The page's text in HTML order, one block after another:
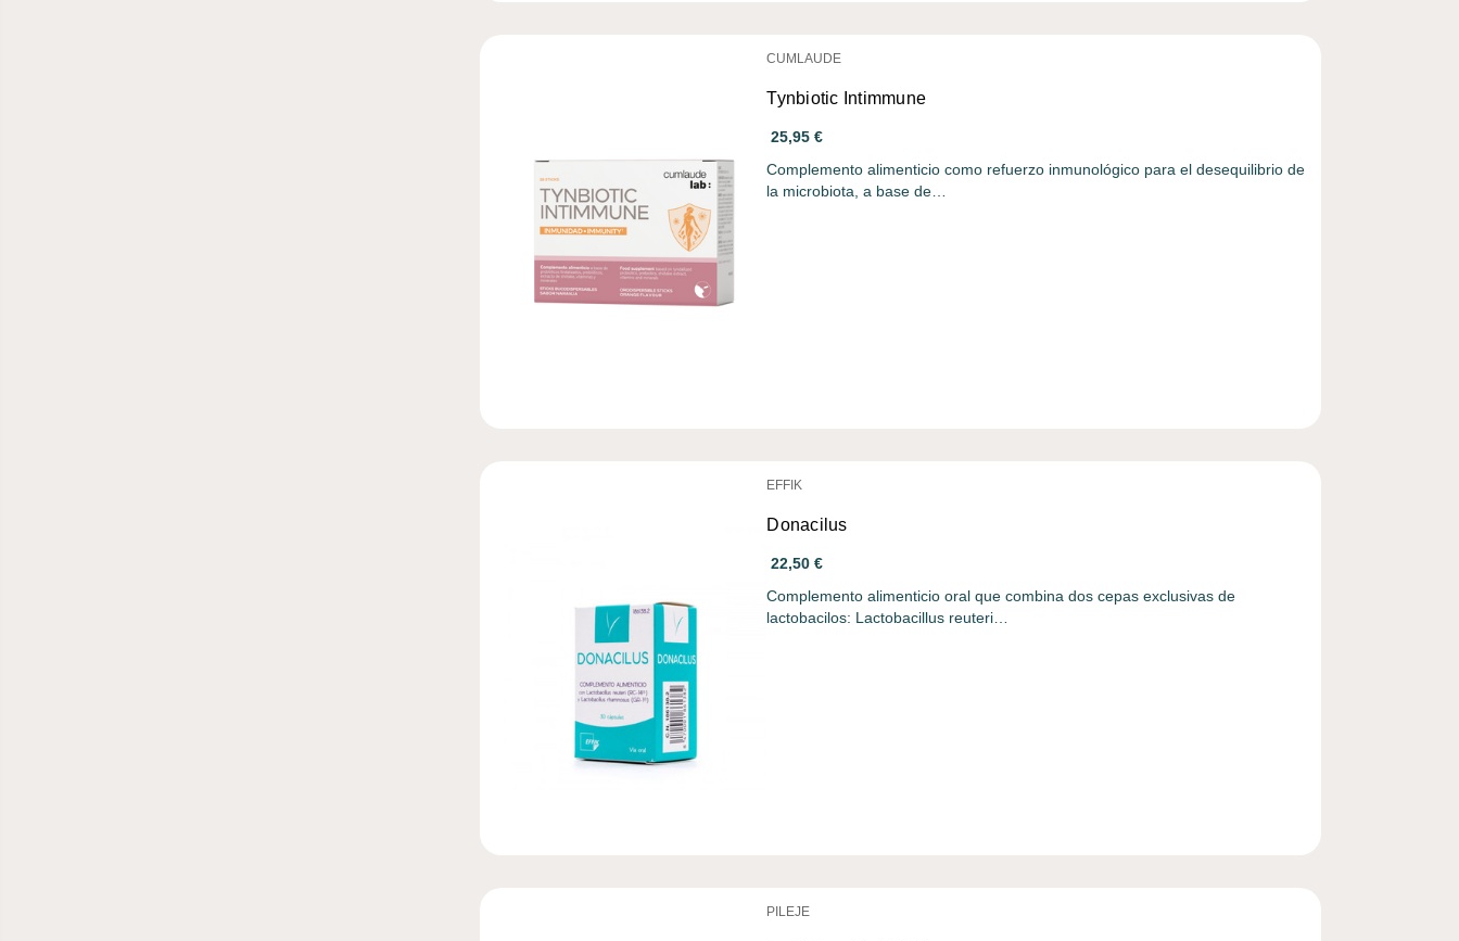
CUMLAUDE
Tynbiotic Intimmune
25,95 €
Complemento alimenticio como refuerzo inmunológico para el desequilibrio de
la microbiota, a base de…
EFFIK
Donacilus
22,50 €
Complemento alimenticio oral que combina dos cepas exclusivas de
lactobacilos: Lactobacillus reuteri…
PILEJE